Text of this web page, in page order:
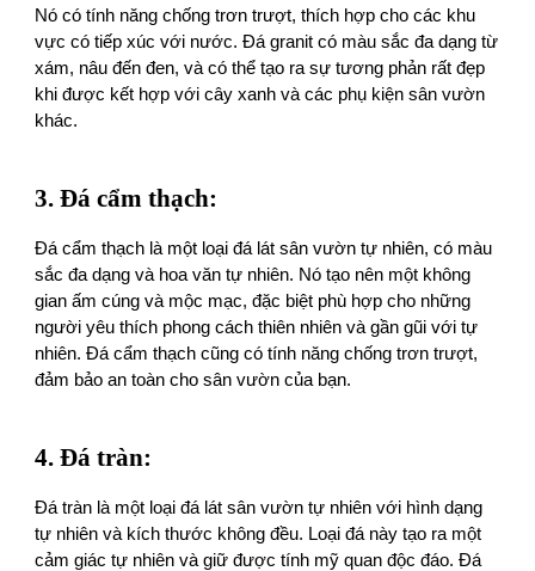
Nó có tính năng chống trơn trượt, thích hợp cho các khu
vực có tiếp xúc với nước. Đá granit có màu sắc đa dạng từ
xám, nâu đến đen, và có thể tạo ra sự tương phản rất đẹp
khi được kết hợp với cây xanh và các phụ kiện sân vườn
khác.
3. Đá cẩm thạch:
Đá cẩm thạch là một loại đá lát sân vườn tự nhiên, có màu
sắc đa dạng và hoa văn tự nhiên. Nó tạo nên một không
gian ấm cúng và mộc mạc, đặc biệt phù hợp cho những
người yêu thích phong cách thiên nhiên và gần gũi với tự
nhiên. Đá cẩm thạch cũng có tính năng chống trơn trượt,
đảm bảo an toàn cho sân vườn của bạn.
4. Đá tràn:
Đá tràn là một loại đá lát sân vườn tự nhiên với hình dạng
tự nhiên và kích thước không đều. Loại đá này tạo ra một
cảm giác tự nhiên và giữ được tính mỹ quan độc đáo. Đá